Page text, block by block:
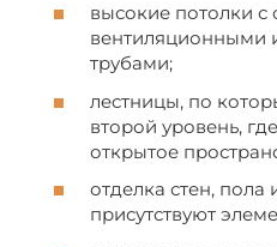
высокие потолки
вентиляционными
трубами;
лестницы, по
второй уровень,
открытое
отделка стен,
присутствуют